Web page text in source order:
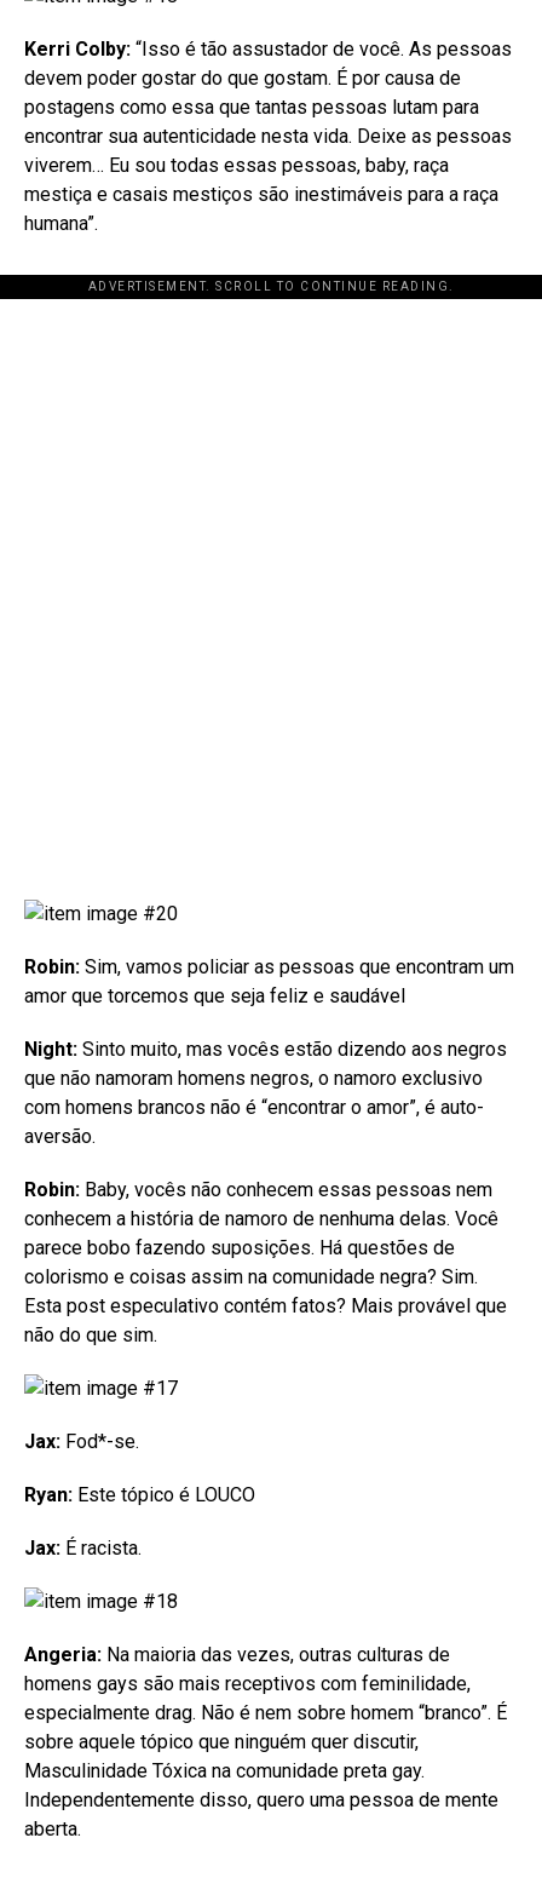
Kerri Colby: “Isso é tão assustador de você. As pessoas
devem poder gostar do que gostam. É por causa de
postagens como essa que tantas pessoas lutam para
encontrar sua autenticidade nesta vida. Deixe as pessoas
viverem… Eu sou todas essas pessoas, baby, raça
mestiça e casais mestiços são inestimáveis para a raça
humana”.
ADVERTISEMENT. SCROLL TO CONTINUE READING.
Robin: Sim, vamos policiar as pessoas que encontram um
amor que torcemos que seja feliz e saudável
Night: Sinto muito, mas vocês estão dizendo aos negros
que não namoram homens negros, o namoro exclusivo
com homens brancos não é “encontrar o amor”, é auto-
aversão.
Robin: Baby, vocês não conhecem essas pessoas nem
conhecem a história de namoro de nenhuma delas. Você
parece bobo fazendo suposições. Há questões de
colorismo e coisas assim na comunidade negra? Sim.
Esta post especulativo contém fatos? Mais provável que
não do que sim.
Jax: Fod*-se.
Ryan: Este tópico é LOUCO
Jax: É racista.
Angeria: Na maioria das vezes, outras culturas de
homens gays são mais receptivos com feminilidade,
especialmente drag. Não é nem sobre homem “branco”. É
sobre aquele tópico que ninguém quer discutir,
Masculinidade Tóxica na comunidade preta gay.
Independentemente disso, quero uma pessoa de mente
aberta.